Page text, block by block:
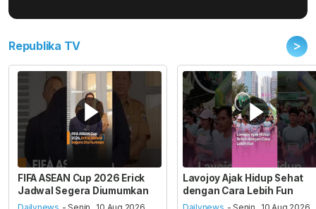
Republika TV >
FIFA ASEAN Cup 2026 Erick
Jadwal Segera Diumumkan
Lavojoy Ajak Hidup Sehat
dengan Cara Lebih Fun